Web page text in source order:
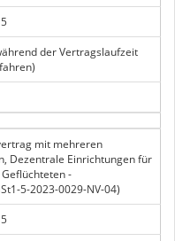
der Vertragslaufzeit
mit mehreren
Dezentrale Einrichtungen für
-
5-2023-0029-NV-04)